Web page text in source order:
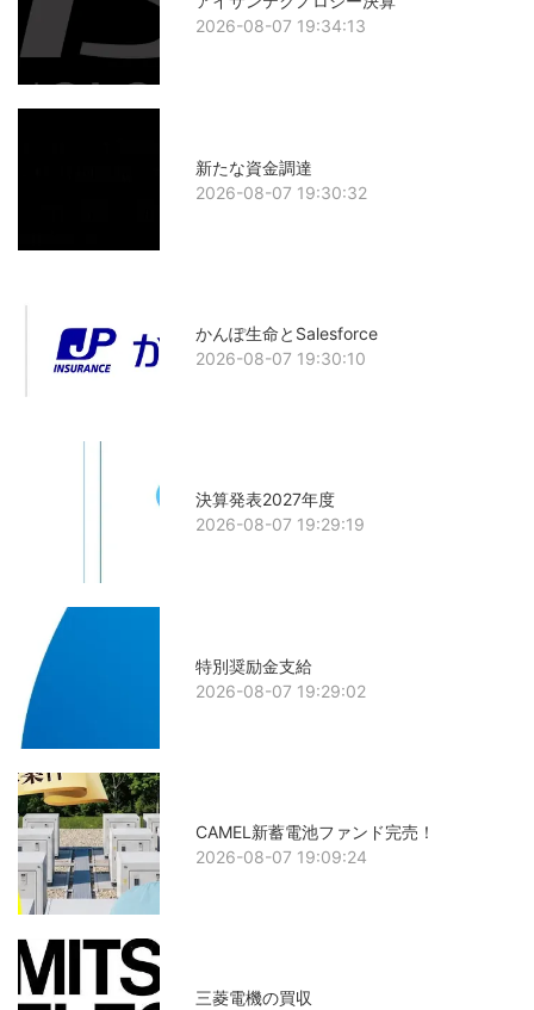
2026-08-07 19:34:13
新たな資金調達
2026-08-07 19:30:32
かんぽ生命とSalesforce
2026-08-07 19:30:10
決算発表2027年度
2026-08-07 19:29:19
特別奨励金支給
2026-08-07 19:29:02
CAMEL新蓄電池ファンド完売！
2026-08-07 19:09:24
三菱電機の買収